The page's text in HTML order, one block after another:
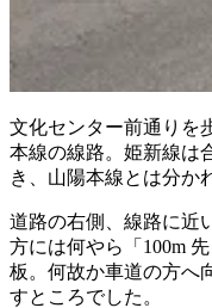
文化センター前通りを
本線の線路。姫新線は
き、山陽本線とは分か
道路の右側、線路に近
方には何やら「100m
板。何故か車道の方へ
すところでした。